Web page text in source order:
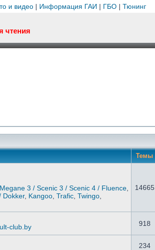
и видео| Информация ГАИ | ГБО| Тюнинг
чтения
Темы
Megane 3 / Scenic 3 / Scenic 4 / Fluence
Dokker, Kangoo Trafic Twingo
14665
club.by 918
234